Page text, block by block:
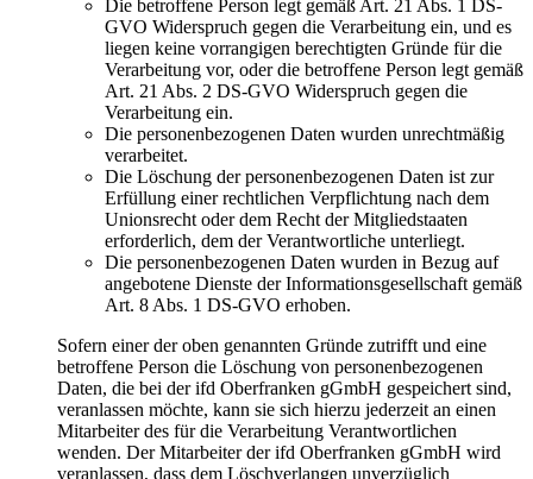
Die betroffene Person legt gemäß Art. 21 Abs. 1 DS-
GVO Widerspruch gegen die Verarbeitung ein, und es
liegen keine vorrangigen berechtigten Gründe für die
Verarbeitung vor, oder die betroffene Person legt gemäß
Art. 21 Abs. 2 DS-GVO Widerspruch gegen die
Verarbeitung ein.
Die personenbezogenen Daten wurden unrechtmäßig
verarbeitet.
Die Löschung der personenbezogenen Daten ist zur
Erfüllung einer rechtlichen Verpflichtung nach dem
Unionsrecht oder dem Recht der Mitgliedstaaten
erforderlich, dem der Verantwortliche unterliegt.
Die personenbezogenen Daten wurden in Bezug auf
angebotene Dienste der Informationsgesellschaft gemäß
Art. 8 Abs. 1 DS-GVO erhoben.
Sofern einer der oben genannten Gründe zutrifft und eine
betroffene Person die Löschung von personenbezogenen
Daten, die bei der ifd Oberfranken gGmbH gespeichert sind,
veranlassen möchte, kann sie sich hierzu jederzeit an einen
Mitarbeiter des für die Verarbeitung Verantwortlichen
wenden. Der Mitarbeiter der ifd Oberfranken gGmbH wird
veranlassen, dass dem Löschverlangen unverzüglich